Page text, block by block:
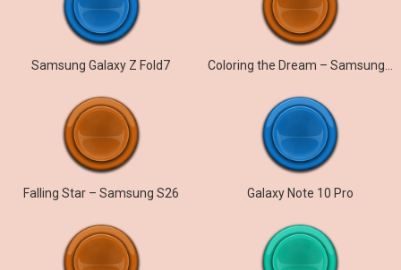
Samsung Galaxy Z Fold7
Falling Star – Samsung S26 Galaxy Note 10 Pro